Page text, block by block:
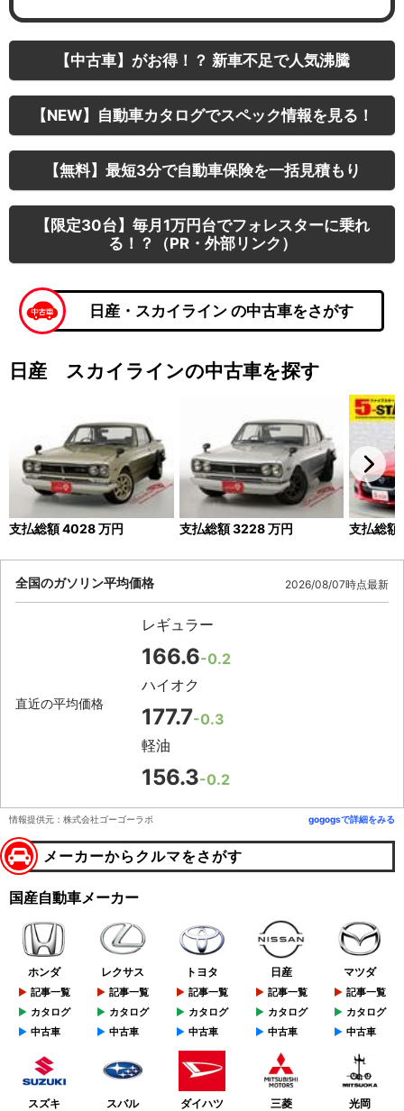
【中古車】がお得！？ 新車不足で人気沸騰
【NEW】自動車カタログでスペック情報を見る！
【無料】最短3分で自動車保険を一括見積もり
【限定30台】毎月1万円台でフォレスターに乗れ
る！？（PR・外部リンク）
日産・スカイライン の中古車をさがす
日産 スカイラインの中古車を探す
支払総額4028万円 支払総額3228万円 支払総額
全国のガソリン平均価格 2026/08/07時点最新
直近の平均価格
レギュラー
166.6-0.2
ハイオク
177.7-0.3
軽油
156.3-0.2
情報提供元：株式会社ゴーゴーラボ gogogsで詳細をみる
メーカーからクルマをさがす
国産自動車メーカー
ホンダ
記事一覧
カタログ
中古車
レクサス
記事一覧
カタログ
中古車
トヨタ
記事一覧
カタログ
中古車
日産
記事一覧
カタログ
中古車
マツダ
記事一覧
カタログ
中古車
スズキ スバル ダイハツ 三菱 光岡